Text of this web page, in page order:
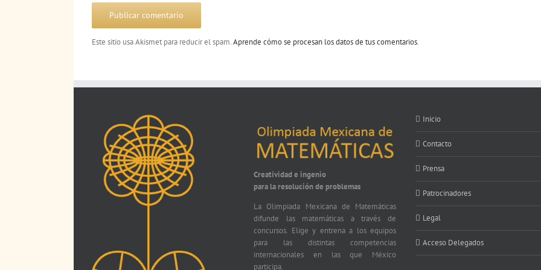
Este sitio usa Akismet para reducir el spam.Aprende cómo se procesan los datos de tus comentarios.
Creatividad e ingenio
para la resolución de problemas
La Olimpiada Mexicana de Matemáticas
difunde las matemáticas a través de
concursos. Elige y entrena a los equipos
para las distintas competencias
internacionales en las que México
participa.
Inicio
Contacto
Prensa
Patrocinadores
Legal
Acceso Delegados